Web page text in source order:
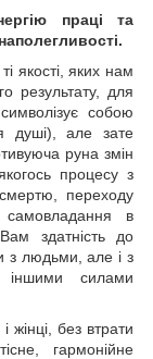
праці та
якості, яких нам
результату, для
собою
душі), але зате
руна змін
процесу з
переходу
самовладання в
здатність до
з людьми, але і з
іншими силами
жінці, без втрати
гармонійне